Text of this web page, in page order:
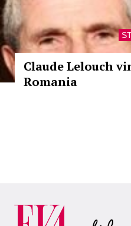
Claude Lelouch
Romania